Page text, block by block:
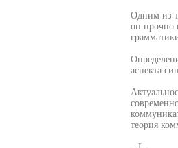
Одним из
он прочно
аспекта
теория